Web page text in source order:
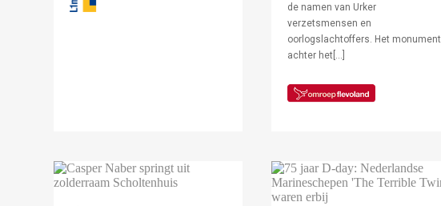
de namen van Urker
verzetsmensen en
oorlogslachtoffers. Het monument
achter het[…]